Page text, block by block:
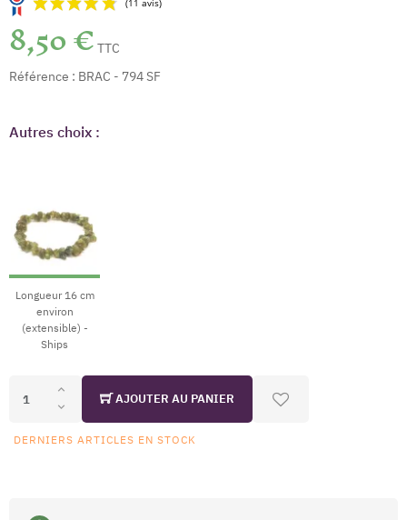
8,50 € TTC
Référence : BRAC - 794 SF
Autres choix :
Longueur 16 cm
environ
(extensible) -
Ships
AJOUTER AU PANIER
DERNIERS ARTICLES EN STOCK